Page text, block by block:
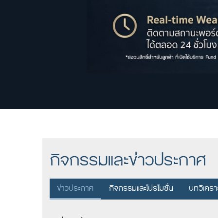
กิจกรรมและข่าวประกาศ
ข่าวประกาศ กิจกรรมและโปรโมชั่น บทวิเคร